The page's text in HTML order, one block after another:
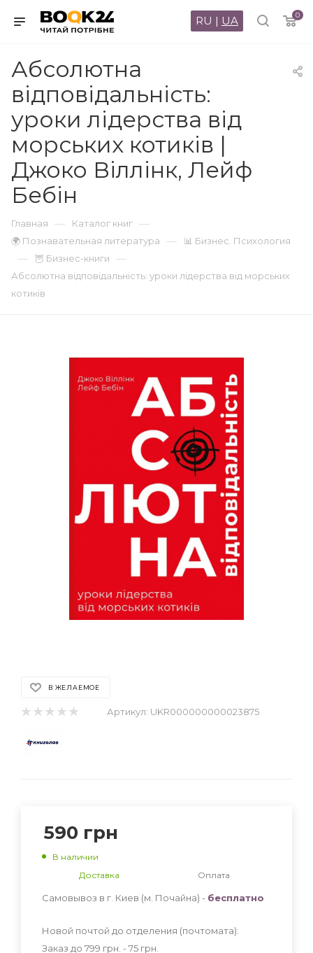
0
RU | UA
Абсолютна
відповідальність:
уроки лідерства від
морських котиків |
Джоко Віллінк, Лейф
Бебін
Главная — Каталог книг —
🌍 Познавательная литература — 📊 Бизнес. Психология
— 🦉 Бизнес-книги —
Абсолютна відповідальність: уроки лідерства від морських
котиків
В ЖЕЛАЕМОЕ
Артикул: UKR000000000023875
590 грн
В наличии
Доставка
Оплата
Самовывоз в г. Киев (м. Почайна) - бесплатно
Новой почтой до отделения (почтомата):
Заказ до 799 грн. - 75 грн